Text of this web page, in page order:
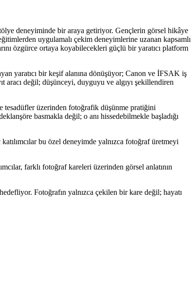
deneyiminde bir araya getiriyor. Gençlerin görsel hikâye
uygulamalı çekim deneyimlerine uzanan kapsamlı
özgürce ortaya koyabilecekleri güçlü bir yaratıcı platform
yaratıcı bir keşif alanına dönüşüyor; Canon ve İFSAK iş
aracı değil; düşünceyi, duyguyu ve algıyı şekillendiren
tesadüfler üzerinden fotoğrafik düşünme pratiğini
basmakla değil; o anı hissedebilmekle başladığı
bu özel deneyimde yalnızca fotoğraf üretmeyi
farklı fotoğraf kareleri üzerinden görsel anlatının
Fotoğrafın yalnızca çekilen bir kare değil; hayatı